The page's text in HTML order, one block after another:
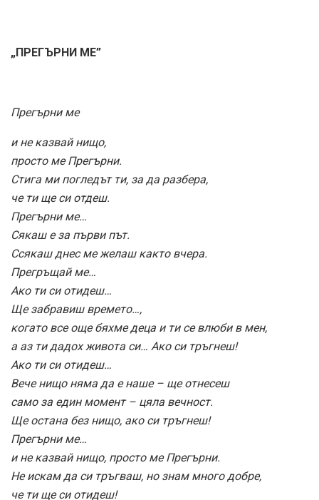
„ПРЕГЪРНИ МЕ”
Прегърни ме
и не казвай нищо,
просто ме Прегърни.
Стига ми погледът ти, за да разбера,
че ти ще си отдеш.
Прегърни ме…
Сякаш е за първи път.
Ссякаш днес ме желаш както вчера.
Прегръщай ме…
Ако ти си отидеш…
Ще забравиш времето…,
когато все още бяхме деца и ти се влюби в мен,
а аз ти дадох живота си… Ако си тръгнеш!
Ако ти си отидеш…
Вече нищо няма да е наше – ще отнесеш
само за един момент – цяла вечност.
Ще остана без нищо, ако си тръгнеш!
Прегърни ме…
и не казвай нищо, просто ме Прегърни.
Не искам да си тръгваш, но знам много добре,
че ти ще си отидеш!